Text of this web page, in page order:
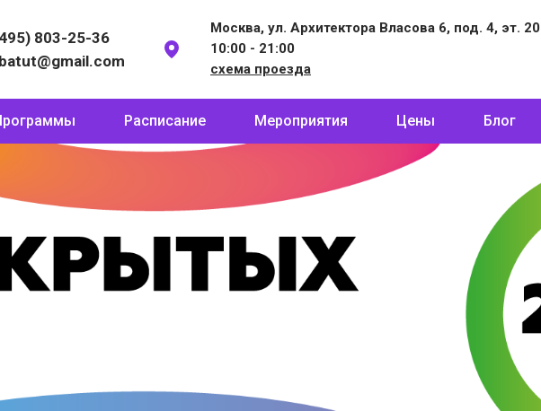
803-25-36
Москва, ул. Архитектора Власова 6, под. 4, эт. 20
10:00 - 21:00
схема проезда
Расписание Мероприятия Цены Блог